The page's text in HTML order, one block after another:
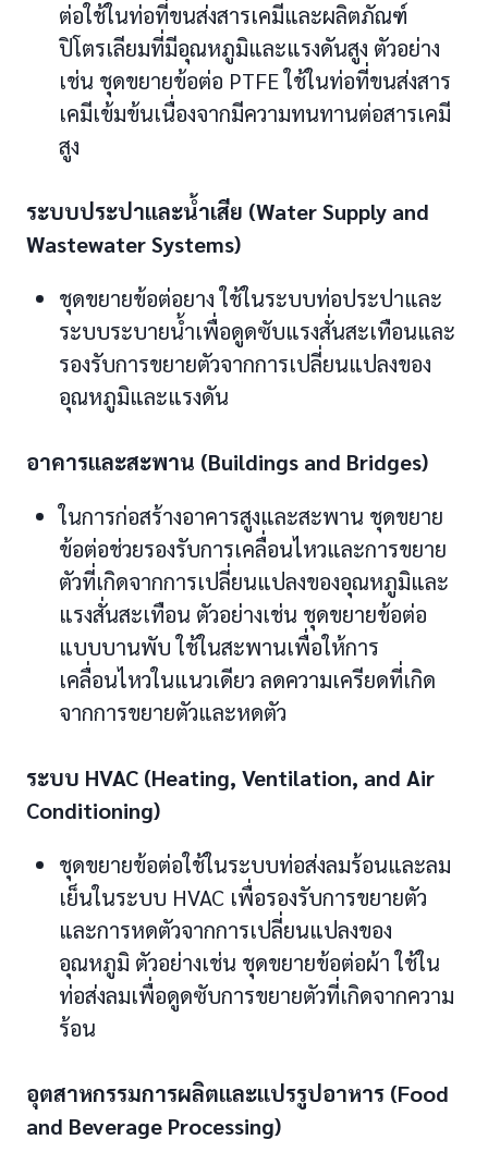
ต่อใช้ในท่อที่ขนส่งสารเคมีและผลิตภัณฑ์
ปิโตรเลียมที่มีอุณหภูมิและแรงดันสูง ตัวอย่าง
เช่น ชุดขยายข้อต่อ PTFE ใช้ในท่อที่ขนส่งสาร
เคมีเข้มข้นเนื่องจากมีความทนทานต่อสารเคมี
สูง
ระบบประปาและน้ำเสีย (Water Supply and
Wastewater Systems)
ชุดขยายข้อต่อยาง ใช้ในระบบท่อประปาและ
ระบบระบายน้ำเพื่อดูดซับแรงสั่นสะเทือนและ
รองรับการขยายตัวจากการเปลี่ยนแปลงของ
อุณหภูมิและแรงดัน
อาคารและสะพาน (Buildings and Bridges)
ในการก่อสร้างอาคารสูงและสะพาน ชุดขยาย
ข้อต่อช่วยรองรับการเคลื่อนไหวและการขยาย
ตัวที่เกิดจากการเปลี่ยนแปลงของอุณหภูมิและ
แรงสั่นสะเทือน ตัวอย่างเช่น ชุดขยายข้อต่อ
แบบบานพับ ใช้ในสะพานเพื่อให้การ
เคลื่อนไหวในแนวเดียว ลดความเครียดที่เกิด
จากการขยายตัวและหดตัว
ระบบ HVAC (Heating, Ventilation, and Air
Conditioning)
ชุดขยายข้อต่อใช้ในระบบท่อส่งลมร้อนและลม
เย็นในระบบ HVAC เพื่อรองรับการขยายตัว
และการหดตัวจากการเปลี่ยนแปลงของ
อุณหภูมิ ตัวอย่างเช่น ชุดขยายข้อต่อผ้า ใช้ใน
ท่อส่งลมเพื่อดูดซับการขยายตัวที่เกิดจากความ
ร้อน
อุตสาหกรรมการผลิตและแปรรูปอาหาร (Food
and Beverage Processing)